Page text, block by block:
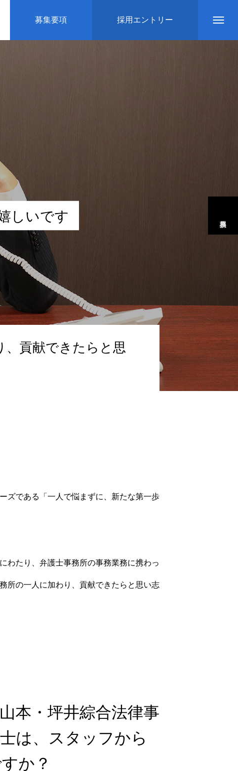
募集要項 採用エントリー
し いです
、貢献できたらと思
ズである「一人で悩まずに、新たな第一歩
わたり、弁護士事務所の事務業務に携わっ
所の一人に加わり、貢献できたらと思い志
本・坪井綜合法律事
は、スタッフから
か？